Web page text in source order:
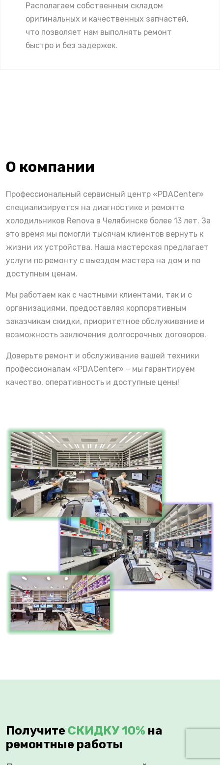
Располагаем собственным складом
оригинальных и качественных запчастей,
что позволяет нам выполнять ремонт
быстро и без задержек.
О компании
Профессиональный сервисный центр «PDACenter»
специализируется на диагностике и ремонте
холодильников Renova в Челябинске более 13 лет. За
это время мы помогли тысячам клиентов вернуть к
жизни их устройства. Наша мастерская предлагает
услуги по ремонту с выездом мастера на дом и по
доступным ценам.
Мы работаем как с частными клиентами, так и с
организациями, предоставляя корпоративным
заказчикам скидки, приоритетное обслуживание и
возможность заключения долгосрочных договоров.
Доверьте ремонт и обслуживание вашей техники
профессионалам «PDACenter» – мы гарантируем
качество, оперативность и доступные цены!
Получите СКИДКУ 10% на
ремонтные работы